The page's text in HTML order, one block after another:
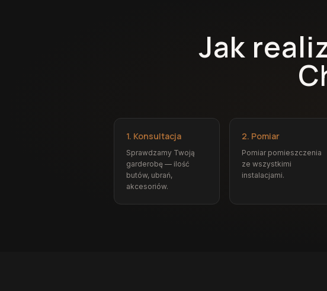
Jak
1. Konsultacja
Sprawdzamy Twoją
garderobę — ilość
butów, ubrań,
akcesoriów.
2. Pomiar
Pomiar pomieszczenia
ze wszystkimi
instalacjami.